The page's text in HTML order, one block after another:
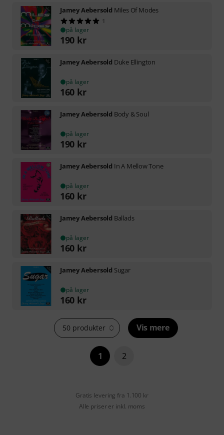
Jamey Aebersold Miles Of Modes
1
på lager
190 kr
Jamey Aebersold Duke Ellington
på lager
160 kr
Jamey Aebersold Body & Soul
på lager
190 kr
Jamey Aebersold In A Mellow Tone
på lager
160 kr
Jamey Aebersold Ballads
på lager
160 kr
Jamey Aebersold Sugar
på lager
160 kr
50 produkter Vis mere
1 2
Gratis levering fra 1.100 kr
Alle priser er inkl. moms